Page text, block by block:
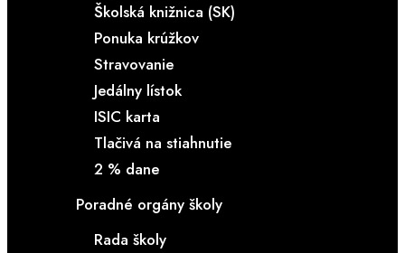
Školská knižnica (SK)
Ponuka krúžkov
Stravovanie
Jedálny lístok
ISIC karta
Tlačivá na stiahnutie
2 % dane
Poradné orgány školy
Rada školy